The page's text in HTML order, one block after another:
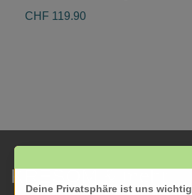
CHF 119.90
KRESOM & mehr
Deine Privatsphäre ist uns wichtig